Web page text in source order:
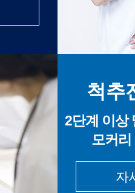
척추
2단계 이상
모커리
자